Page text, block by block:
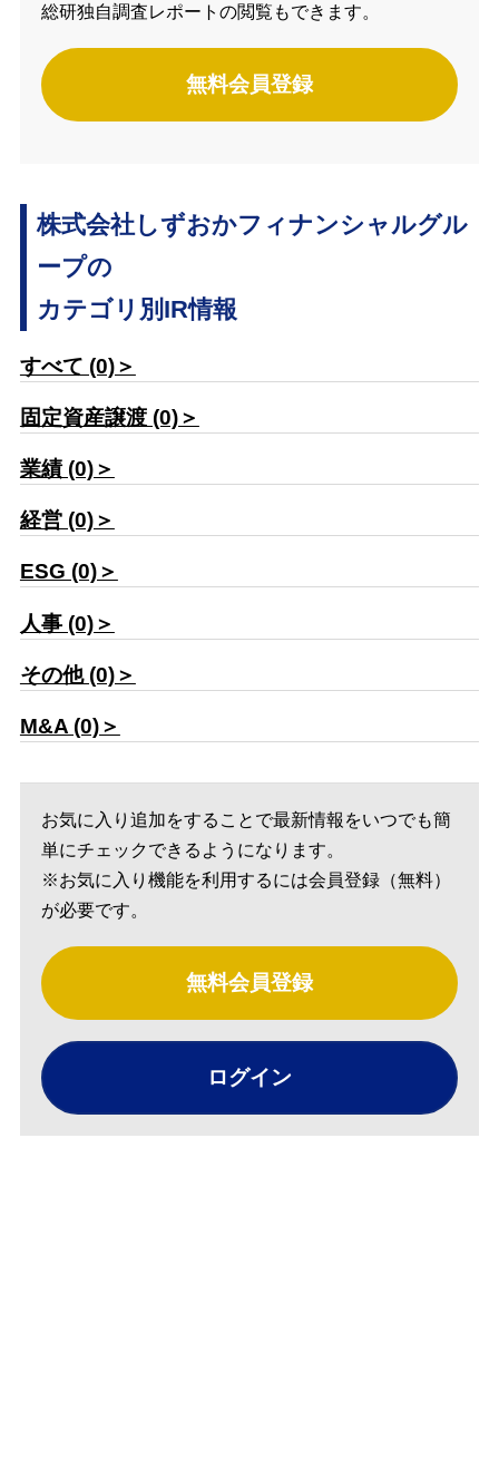
総研独自調査レポートの閲覧もできます。
無料会員登録
株式会社しずおかフィナンシャルグル
ープの
カテゴリ別IR情報
すべて (0)＞
固定資産譲渡 (0)＞
業績 (0)＞
経営 (0)＞
ESG (0)＞
人事 (0)＞
その他 (0)＞
M&A (0)＞
お気に入り追加をすることで最新情報をいつでも簡
単にチェックできるようになります。
※お気に入り機能を利用するには会員登録（無料）
が必要です。
無料会員登録
ログイン